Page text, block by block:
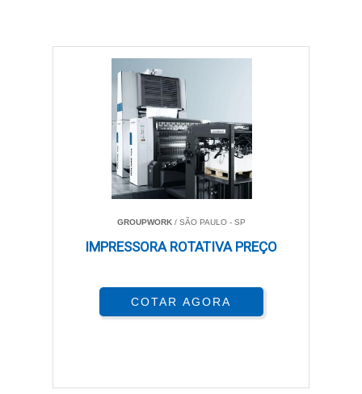
GROUPWORK/ SÃO PAULO - SP
IMPRESSORA ROTATIVA PREÇO
COTAR AGORA